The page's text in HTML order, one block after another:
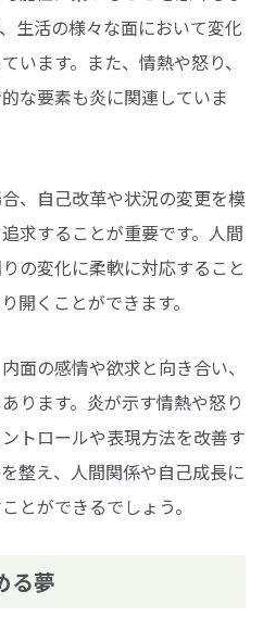
生活の様々な面において変化
います。また、情熱や怒り、
な要素も炎に関連していま
、自己改革や状況の変更を模
求することが重要です。人間
の変化に柔軟に対応すること
開くことができます。
面の感情や欲求と向き合い、
ります。炎が示す情熱や怒り
トロールや表現方法を改善す
整え、人間関係や自己成長に
とができるでしょう。
る夢